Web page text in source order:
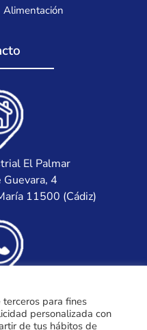
Alimentación
El Palmar
Guevara, 4
11500 (Cádiz)
395 292
para fines
personalizada con
de tus hábitos de